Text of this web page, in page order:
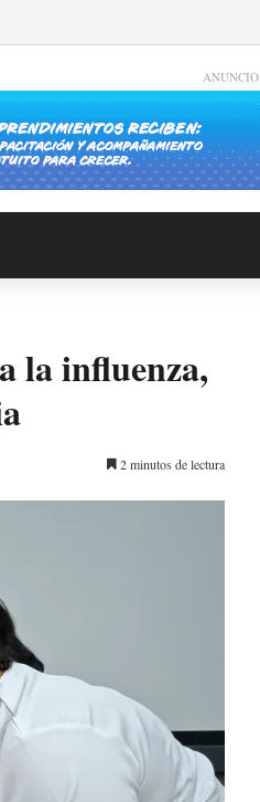
ANUNCIO
la influenza,
2 minutos de lectura